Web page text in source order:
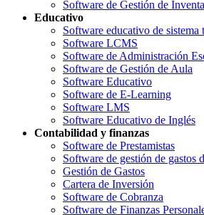
Software de Gestión de
Educativo
Software educativo de sistema
Software LCMS
Software de Administración
Software de Gestión de Aula
Software Educativo
Software de E-Learning
Software LMS
Software Educativo de Inglés
Contabilidad y finanzas
Software de Prestamistas
Software de gestión de gastos
Gestión de Gastos
Cartera de Inversión
Software de Cobranza
Software de Finanzas